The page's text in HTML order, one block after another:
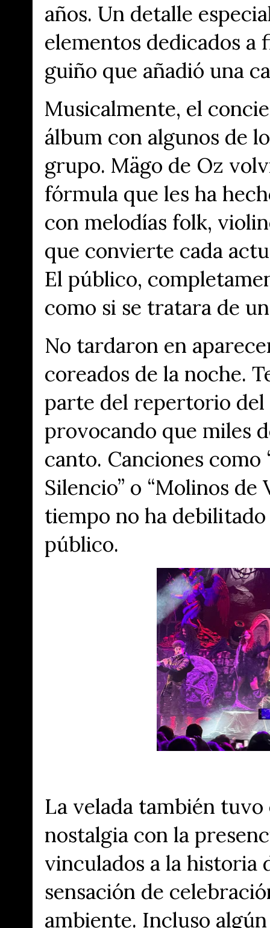
años. Un detalle
elementos dedicados a
guiño que añadió una
Musicalmente, el
álbum con algunos de
grupo. Mägo de Oz
fórmula que les ha
con melodías folk,
que convierte cada
El público,
como si se tratara de
No tardaron en
coreados de la noche.
parte del repertorio
provocando que miles
canto. Canciones como
Silencio” o “Molinos
tiempo no ha
público.
La velada también
nostalgia con la
vinculados a la historia
sensación de
ambiente. Incluso